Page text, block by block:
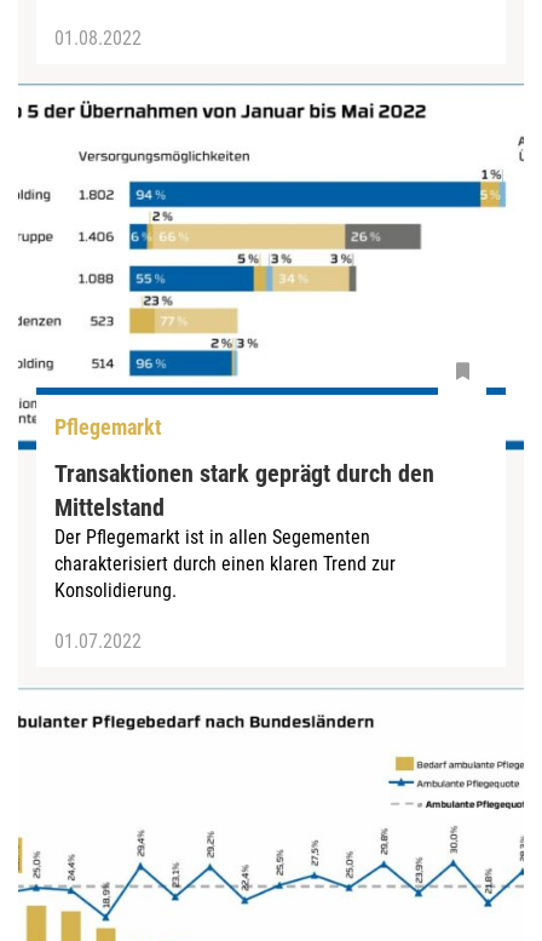
01.08.2022
Pflegemarkt
Transaktionen stark geprägt durch den
Mittelstand
Der Pflegemarkt ist in allen Segementen
charakterisiert durch einen klaren Trend zur
Konsolidierung.
01.07.2022